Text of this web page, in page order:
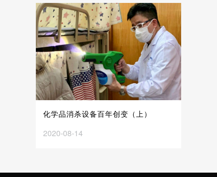
化学品消杀设备百年创变（上）
2020-08-14